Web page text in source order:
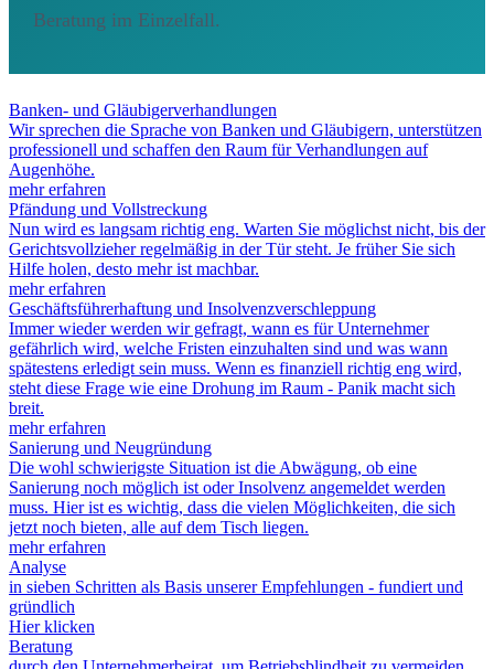
Beratung im Einzelfall.
Banken- und Gläubiger­ver­hand­lung­en
Wir sprechen die Sprache von Banken und Gläubigern, unterstützen
professionell und schaffen den Raum für Verhandlungen auf
Augenhöhe.
mehr erfahren
Pfändung und Vollstreckung
Nun wird es langsam richtig eng. Warten Sie möglichst nicht, bis der
Gerichtsvollzieher regelmäßig in der Tür steht. Je früher Sie sich
Hilfe holen, desto mehr ist machbar.
mehr erfahren
Geschäftsführerhaftung und Insolvenz­verschleppung
Immer wieder werden wir gefragt, wann es für Unternehmer
gefährlich wird, welche Fristen einzuhalten sind und was wann
spätestens erledigt sein muss. Wenn es finanziell richtig eng wird,
steht diese Frage wie eine Drohung im Raum - Panik macht sich
breit.
mehr erfahren
Sanierung und Neugründung
Die wohl schwierigste Situation ist die Abwägung, ob eine
Sanierung noch möglich ist oder Insolvenz angemeldet werden
muss. Hier ist es wichtig, dass die vielen Möglichkeiten, die sich
jetzt noch bieten, alle auf dem Tisch liegen.
mehr erfahren
Analyse
in sieben Schritten als Basis unserer Empfehlungen - fundiert und
gründlich
Hier klicken
Beratung